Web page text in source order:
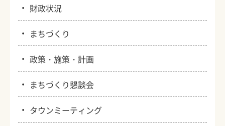
・ 財政状況
・ まちづくり
・政策・施策・計画
・ まちづくり懇談会
・ タウンミーティング